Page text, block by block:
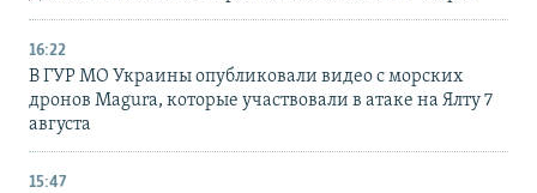
16:22
В ГУР МО Украины опубликовали видео с морских
дронов Magura, которые участвовали в атаке на Ялту 7
августа
15:47